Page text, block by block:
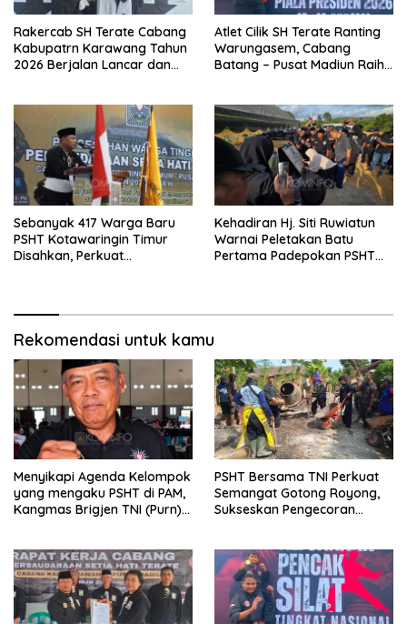
Rakercab SH Terate Cabang
Kabupatrn Karawang Tahun
2026 Berjalan Lancar dan
Atlet Cilik SH Terate Ranting
Warungasem, Cabang
Batang – Pusat Madiun Raih
Sebanyak 417 Warga Baru
PSHT Kotawaringin Timur
Disahkan, Perkuat
Kehadiran Hj. Siti Ruwiatun
Warnai Peletakan Batu
Pertama Padepokan PSHT
Rekomendasi untuk kamu
Menyikapi Agenda Kelompok
yang mengaku PSHT di PAM,
Kangmas Brigjen TNI (Purn)
PSHT Bersama TNI Perkuat
Semangat Gotong Royong,
Sukseskan Pengecoran